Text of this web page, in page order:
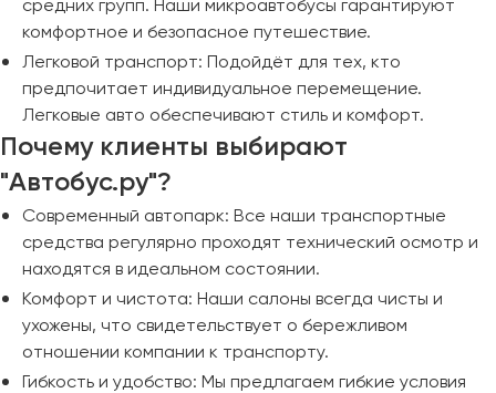
средних групп. Наши микроавтобусы гарантируют
комфортное и безопасное путешествие.
Легковой транспорт: Подойдёт для тех, кто
предпочитает индивидуальное перемещение.
Легковые авто обеспечивают стиль и комфорт.
Почему клиенты выбирают
"Автобус.ру"?
Современный автопарк: Все наши транспортные
средства регулярно проходят технический осмотр и
находятся в идеальном состоянии.
Комфорт и чистота: Наши салоны всегда чисты и
ухожены, что свидетельствует о бережливом
отношении компании к транспорту.
Гибкость и удобство: Мы предлагаем гибкие условия
Тверь
Тольятти
Томск
Тула
Тюмень
Улан-Удэ
Ульяновск
Уфа
Феодосия